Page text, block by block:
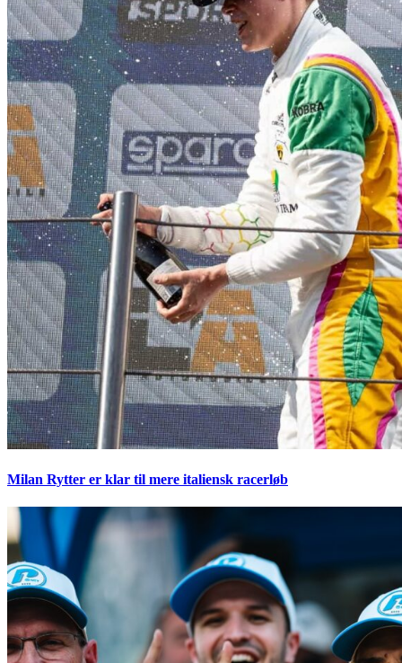
Milan Rytter er klar til mere italiensk racerløb